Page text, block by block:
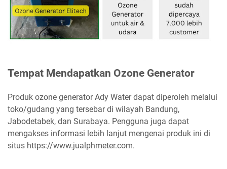
Tempat Mendapatkan Ozone Generator
Produk ozone generator Ady Water dapat diperoleh melalui
toko/gudang yang tersebar di wilayah Bandung,
Jabodetabek, dan Surabaya. Pengguna juga dapat
mengakses informasi lebih lanjut mengenai produk ini di
situs https://www.jualphmeter.com.